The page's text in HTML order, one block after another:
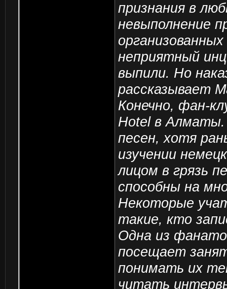
признания в
невыполнение
неприятный
выпили. Но
рассказывает
Конечно, фан-
Hotel в
песен, хотя
изучении
лицом в грязь
способны на
Некоторые
такие, кто
Одна из
посещает
понимать их
читать